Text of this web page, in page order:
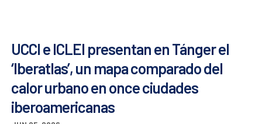
UCCI e ICLEI presentan en Tánger el
‘Iberatlas’, un mapa comparado del
calor urbano en once ciudades
iberoamericanas